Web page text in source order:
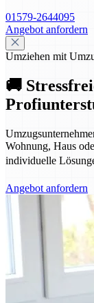
01579-2644095
Angebot anfordern
Umziehen mit
🚚
Wohnung, Haus
individuelle
Angebot anfordern